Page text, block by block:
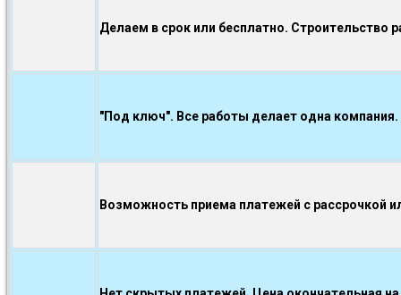
Делаем в срок или бесплатно. Строительство
"Под ключ". Все работы делает одна компания.
Возможность приема платежей с рассрочкой